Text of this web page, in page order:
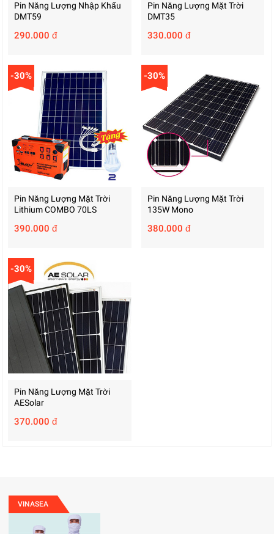
Pin Năng Lượng Nhập Khẩu
DMT59
290.000 đ
Pin Năng Lượng Mặt Trời
DMT35
330.000 đ
-30%
Pin Năng Lượng Mặt Trời
Lithium COMBO 70LS
390.000 đ
-30%
Pin Năng Lượng Mặt Trời
135W Mono
380.000 đ
-30%
Pin Năng Lượng Mặt Trời
AESolar
370.000 đ
VINASEA